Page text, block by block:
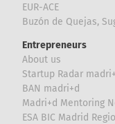
EUR-ACE
Buzón de Quejas,
Entrepreneurs
About us
Startup Radar
BAN madri+d
Madri+d Mentoring
ESA BIC Madrid